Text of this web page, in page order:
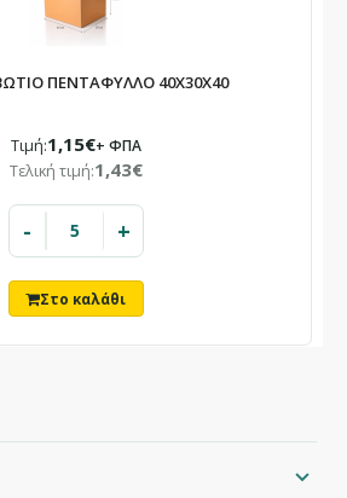
ΠΕΝΤΑΦΥΛΛΟ 40X30X40
Τιμή:1,15€+ ΦΠΑ
Τελική τιμή:1,43€
- +